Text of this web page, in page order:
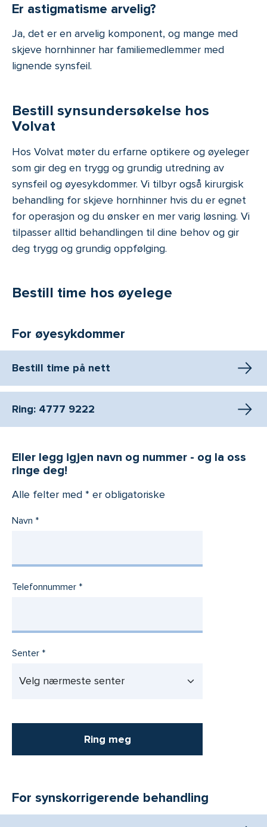
Er astigmatisme arvelig?
Ja, det er en arvelig komponent, og mange med
skjeve hornhinner har familiemedlemmer med
lignende synsfeil.
Bestill synsundersøkelse hos
Volvat
Hos Volvat møter du erfarne optikere og øyeleger
som gir deg en trygg og grundig utredning av
synsfeil og øyesykdommer. Vi tilbyr også kirurgisk
behandling for skjeve hornhinner hvis du er egnet
for operasjon og du ønsker en mer varig løsning. Vi
tilpasser alltid behandlingen til dine behov og gir
deg trygg og grundig oppfølging.
Bestill time hos øyelege
For øyesykdommer
Bestill time på nett
Ring: 4777 9222
Eller legg igjen navn og nummer - og la oss
ringe deg!
Alle felter med * er obligatoriske
Navn
Telefonnummer
Senter
Ring meg
For synskorrigerende behandling